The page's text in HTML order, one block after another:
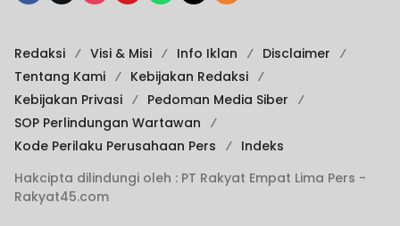
Redaksi Visi & Misi Info Iklan
Disclaimer
Tentang Kami
Kebijakan Redaksi
Kebijakan Privasi
Pedoman Media Siber
SOP Perlindungan Wartawan
Kode Perilaku Perusahaan Pers
Indeks
Hakcipta dilindungi oleh : PT Rakyat Empat Lima Pers -
Rakyat45.com